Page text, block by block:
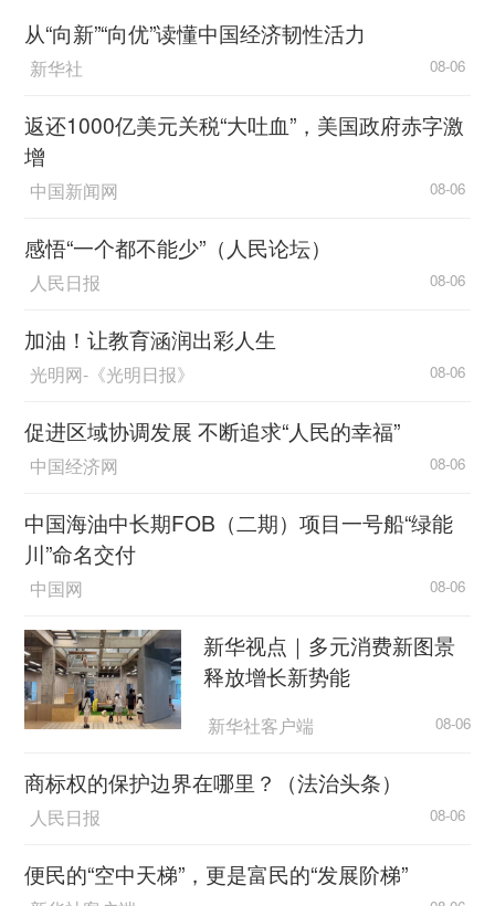
从“向新”“向优”读懂中国经济韧性活力
新华社 08-06
返还1000亿美元关税“大吐血”，美国政府赤字激
增
中国新闻网 08-06
感悟“一个都不能少”（人民论坛）
人民日报 08-06
加油！让教育涵润出彩人生
光明网-《光明日报》 08-06
促进区域协调发展 不断追求“人民的幸福”
中国经济网 08-06
中国海油中长期FOB（二期）项目一号船“绿能
川”命名交付
中国网 08-06
新华视点｜多元消费新图景
释放增长新势能
新华社客户端 08-06
商标权的保护边界在哪里？（法治头条）
人民日报 08-06
便民的“空中天梯”，更是富民的“发展阶梯”